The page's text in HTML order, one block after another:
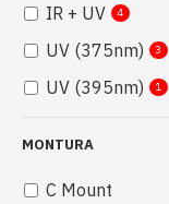
IR + UV 4
UV (375nm) 3
UV (395nm) 1
MONTURA
C Mount